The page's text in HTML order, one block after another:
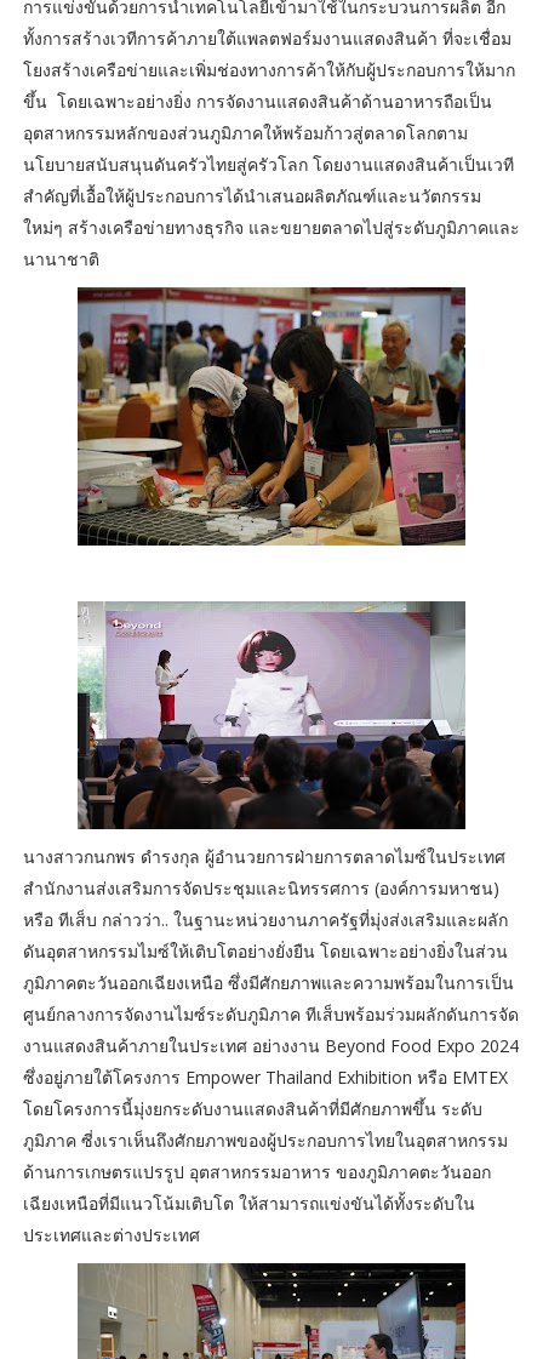
การแข่งขันด้วยการนำเทคโนโลยีเข้ามาใช้ในกระบวนการผลิต อีก
ทั้งการสร้างเวทีการค้าภายใต้แพลตฟอร์มงานแสดงสินค้า ที่จะเชื่อม
โยงสร้างเครือข่ายและเพิ่มช่องทางการค้าให้กับผู้ประกอบการให้มาก
ขึ้น โดยเฉพาะอย่างยิ่ง การจัดงานแสดงสินค้าด้านอาหารถือเป็น
อุตสาหกรรมหลักของส่วนภูมิภาคให้พร้อมก้าวสู่ตลาดโลกตาม
นโยบายสนับสนุนดันครัวไทยสู่ครัวโลก โดยงานแสดงสินค้าเป็นเวที
สำคัญที่เอื้อให้ผู้ประกอบการได้นำเสนอผลิตภัณฑ์และนวัตกรรม
ใหม่ๆ สร้างเครือข่ายทางธุรกิจ และขยายตลาดไปสู่ระดับภูมิภาคและ
นานาชาติ
นางสาวกนกพร ดำรงกุล ผู้อำนวยการฝ่ายการตลาดไมซ์ในประเทศ
สำนักงานส่งเสริมการจัดประชุมและนิทรรศการ (องค์การมหาชน)
หรือ ทีเส็บ กล่าวว่า.. ในฐานะหน่วยงานภาครัฐที่มุ่งส่งเสริมและผลัก
ดันอุตสาหกรรมไมซ์ให้เติบโตอย่างยั่งยืน โดยเฉพาะอย่างยิ่งในส่วน
ภูมิภาคตะวันออกเฉียงเหนือ ซึ่งมีศักยภาพและความพร้อมในการเป็น
ศูนย์กลางการจัดงานไมซ์ระดับภูมิภาค ทีเส็บพร้อมร่วมผลักดันการจัด
งานแสดงสินค้าภายในประเทศ อย่างงาน Beyond Food Expo 2024
ซึ่งอยู่ภายใต้โครงการ Empower Thailand Exhibition หรือ EMTEX
โดยโครงการนี้มุ่งยกระดับงานแสดงสินค้าที่มีศักยภาพขึ้น ระดับ
ภูมิภาค ซี่งเราเห็นถึงศักยภาพของผู้ประกอบการไทยในอุตสาหกรรม
ด้านการเกษตรแปรรูป อุตสาหกรรมอาหาร ของภูมิภาคตะวันออก
เฉียงเหนือที่มีแนวโน้มเติบโต ให้สามารถแข่งขันได้ทั้งระดับใน
ประเทศและต่างประเทศ